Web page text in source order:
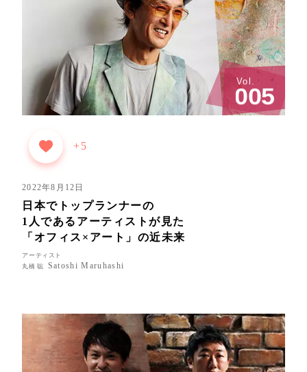
Vol.
005
+5
2022年8月12日
日本でトップランナーの
1人であるアーティストが見た
「オフィス×アート」の近未来
アーティスト
丸橋 聡
Satoshi Maruhashi